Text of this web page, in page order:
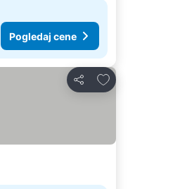
Pogledaj cene
Deli
Dodati u favorite